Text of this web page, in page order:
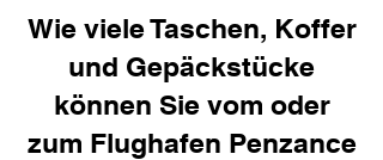
Wie viele Taschen, Koffer
und Gepäckstücke
können Sie vom oder
zum Flughafen Penzance